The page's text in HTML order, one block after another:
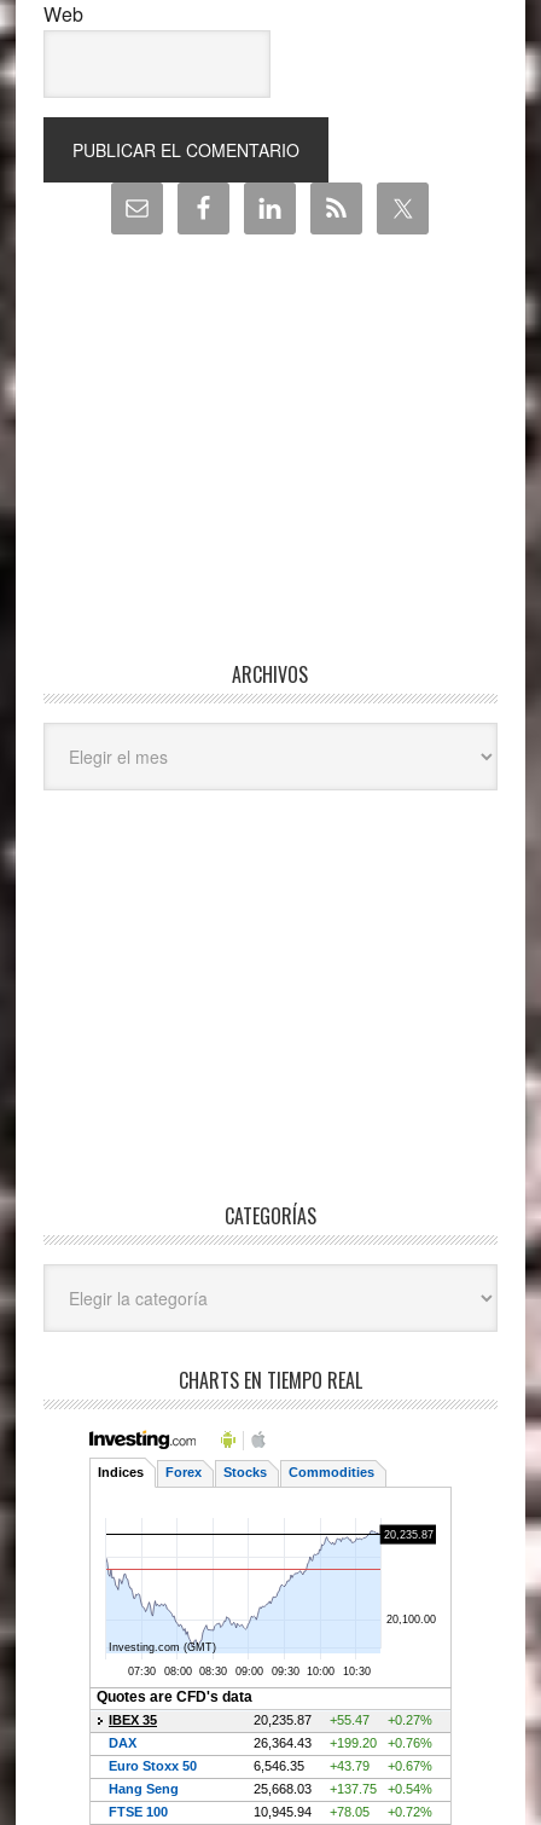
Web
Barra
lateral
ARCHIVOS
CATEGORÍAS
CHARTS EN TIEMPO REAL